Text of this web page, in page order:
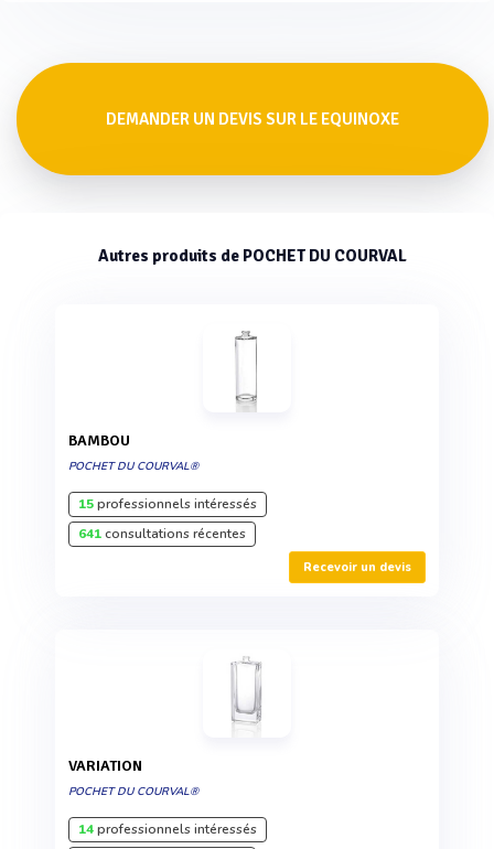
DEMANDER UN DEVIS SUR LE EQUINOXE
Autres produits de POCHET DU COURVAL
BAMBOU
POCHET DU COURVAL®
15professionnels intéressés
641consultations récentes
Recevoir un devis
VARIATION
POCHET DU COURVAL®
14professionnels intéressés